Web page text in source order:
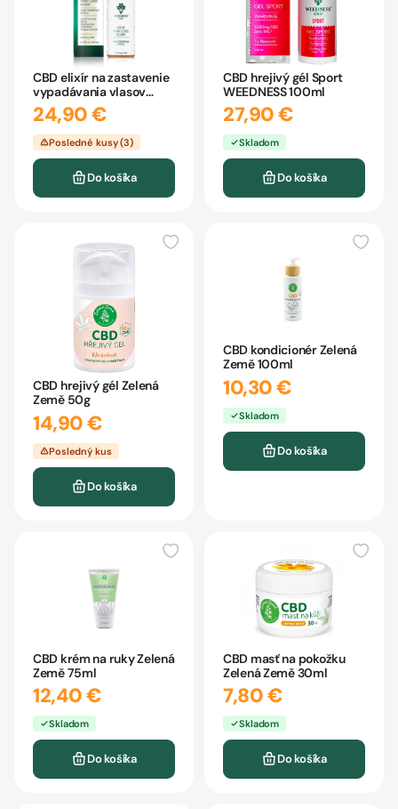
CBD elixír na zastavenie
vypadávania vlasov
WEEDNESS 100ml
24,90 €
Posledné kusy (3)
Do košíka
CBD hrejivý gél Sport
WEEDNESS 100ml
27,90 €
Skladom
Do košíka
CBD hrejivý gél Zelená
Země 50g
14,90 €
Posledný kus
Do košíka
CBD kondicionér Zelená
Země 100ml
10,30 €
Skladom
Do košíka
CBD krém na ruky Zelená
Země 75ml
12,40 €
Skladom
Do košíka
CBD masť na pokožku
Zelená Země 30ml
7,80 €
Skladom
Do košíka